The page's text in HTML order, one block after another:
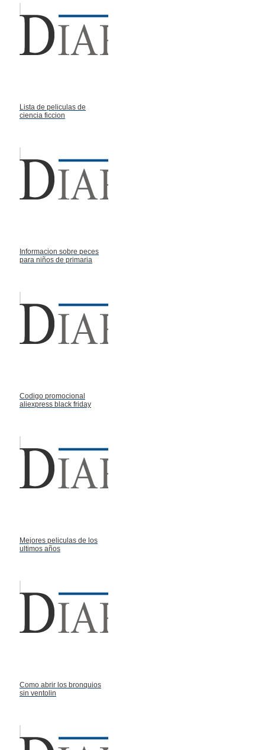
Lista de peliculas de
ciencia ficcion
Informacion sobre peces
para niños de primaria
Codigo promocional
aliexpress black friday
Mejores peliculas de los
ultimos años
Como abrir los bronquios
sin ventolin